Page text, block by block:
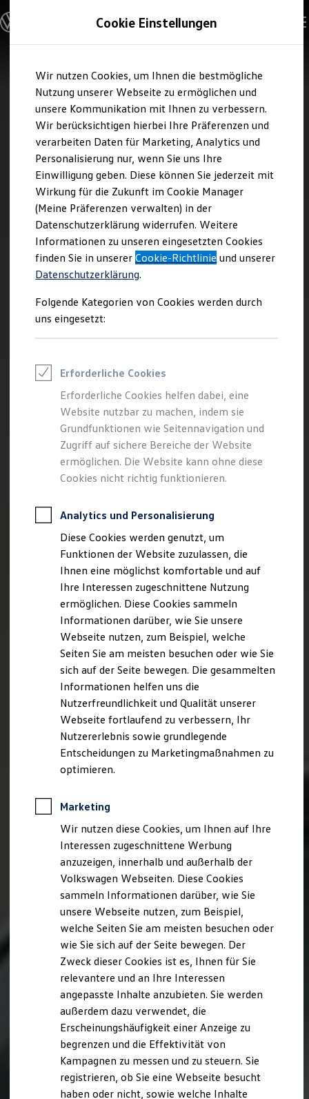
Hauptinhalt
springen
Footer
springen
Modelle & Konfigurator
Nutzfahrzeugkategorien entdecken
Modelle konfigurieren
Vorgängermodelle und Oldtimer
Vorgängermodelle
Oldtimer
Bulli Historie
Branchenlösungen & Gewerbekunden
Umbaulösungen und Hersteller finden
Auf- und Umbauten entdecken & konfigurieren
Groß- und Sonderkunden
Großkunden
Kommunen & Behörden
Journalisten
Sportvereine
Branchenlösungen
Bau & Handwerk
Gewerbliche Personenbeförderung
Service & mobile Werkstätten
Kurier, Logistik & Handel
Feuerwehr
Rettungsdienste
ONE Business ID Vorteile
Fahrzeugsuche & Marktplatz
Digitaler Marktplatz
Kauf & Finanzierung
Online-Fahrzeugbewertung
Aktionen & Angebote
E-Auto-Förderung
Für Privatkunden
Für Gewerbekunden
Profi Paket
TopDeal
Zertifizierte Gebrauchtwagen
Für Privatkunden
Für Gewerbekunden
Leasing
Für Privatkunden
Für Gewerbekunden
Versicherungen & Garantien
Garantien
Kfz-Versicherung für Nutzfahrzeuge
Restschuldversicherung
Wartungsverträge
Besitzer & Service
Reparatur & Service
Sommer-Special
Reparatur, Pflege & Inspektion
Servicetermin anfragen
Service-Vorteile bei Volkswagen Nutzfahrzeuge
ServicePlus
Economy Service
Räder & Reifen Service
Ersatzfahrzeuge
Software, Konnektivität & Apps
California App
VW Connect für Ihren ID. Buzz
VW Connect für Ihren Transporter/Caravelle
VW Connect für Ihren Amarok
VW Connect für andere Modelle
Connect Pro
Fleet Interface Data
Multistop Pathfinder
Übersicht Software Updates
Hilfreiches für Besitzer
Fahrerassistenz- und Sicherheitssysteme
Kontrollleuchten
Kurzfahrprofile und Ölverdünnung
XTL-Dieselkraftstoff
Ersatzteile und Betriebsflüssigkeiten
Original Zubehör und Lifestyle Produkte
myVolkswagen
myVolkswagen Business
Elektrisch & Autonom
Elektro - & Hybridfahrzeuge
Unser Ansatz
Cookie Einstellungen
Wir nutzen Cookies, um Ihnen die bestmögliche
Nutzung unserer Webseite zu ermöglichen und
unsere Kommunikation mit Ihnen zu verbessern.
Wir berücksichtigen hierbei Ihre Präferenzen und
verarbeiten Daten für Marketing, Analytics und
Personalisierung nur, wenn Sie uns Ihre
Einwilligung geben. Diese können Sie jederzeit mit
Wirkung für die Zukunft im Cookie Manager
(Meine Präferenzen verwalten) in der
Datenschutzerklärung widerrufen. Weitere
Informationen zu unseren eingesetzten Cookies
finden Sie in unsererCookie-Richtlinie und unserer
Datenschutzerklärung.
Folgende Kategorien von Cookies werden durch
uns eingesetzt:
Erforderliche Cookies
Erforderliche Cookies helfen dabei, eine
Website nutzbar zu machen, indem sie
Grundfunktionen wie Seitennavigation und
Zugriff auf sichere Bereiche der Website
ermöglichen. Die Website kann ohne diese
Cookies nicht richtig funktionieren.
Analytics und Personalisierung
Diese Cookies werden genutzt, um
Funktionen der Website zuzulassen, die
Ihnen eine möglichst komfortable und auf
Ihre Interessen zugeschnittene Nutzung
ermöglichen. Diese Cookies sammeln
Informationen darüber, wie Sie unsere
Webseite nutzen, zum Beispiel, welche
Seiten Sie am meisten besuchen oder wie Sie
sich auf der Seite bewegen. Die gesammelten
Informationen helfen uns die
Nutzerfreundlichkeit und Qualität unserer
Webseite fortlaufend zu verbessern, Ihr
Nutzererlebnis sowie grundlegende
Entscheidungen zu Marketingmaßnahmen zu
optimieren.
Marketing
Wir nutzen diese Cookies, um Ihnen auf Ihre
Interessen zugeschnittene Werbung
anzuzeigen, innerhalb und außerhalb der
Volkswagen Webseiten. Diese Cookies
sammeln Informationen darüber, wie Sie
unsere Webseite nutzen, zum Beispiel,
welche Seiten Sie am meisten besuchen oder
wie Sie sich auf der Seite bewegen. Der
Zweck dieser Cookies ist es, Ihnen für Sie
relevantere und an Ihre Interessen
angepasste Inhalte anzubieten. Sie werden
außerdem dazu verwendet, die
Erscheinungshäufigkeit einer Anzeige zu
begrenzen und die Effektivität von
Kampagnen zu messen und zu steuern. Sie
registrieren, ob Sie eine Webseite besucht
haben oder nicht, sowie welche Inhalte